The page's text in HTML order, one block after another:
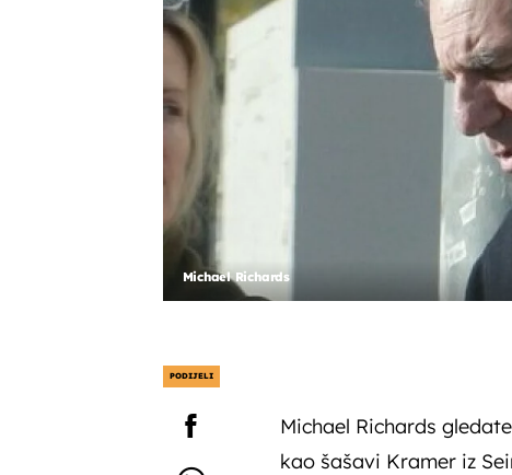
Michael Richards
PODIJELI
Michael Richards
kao šašavi Kramer iz